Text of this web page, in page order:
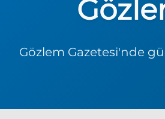
Gözlem Gazetesi'nde